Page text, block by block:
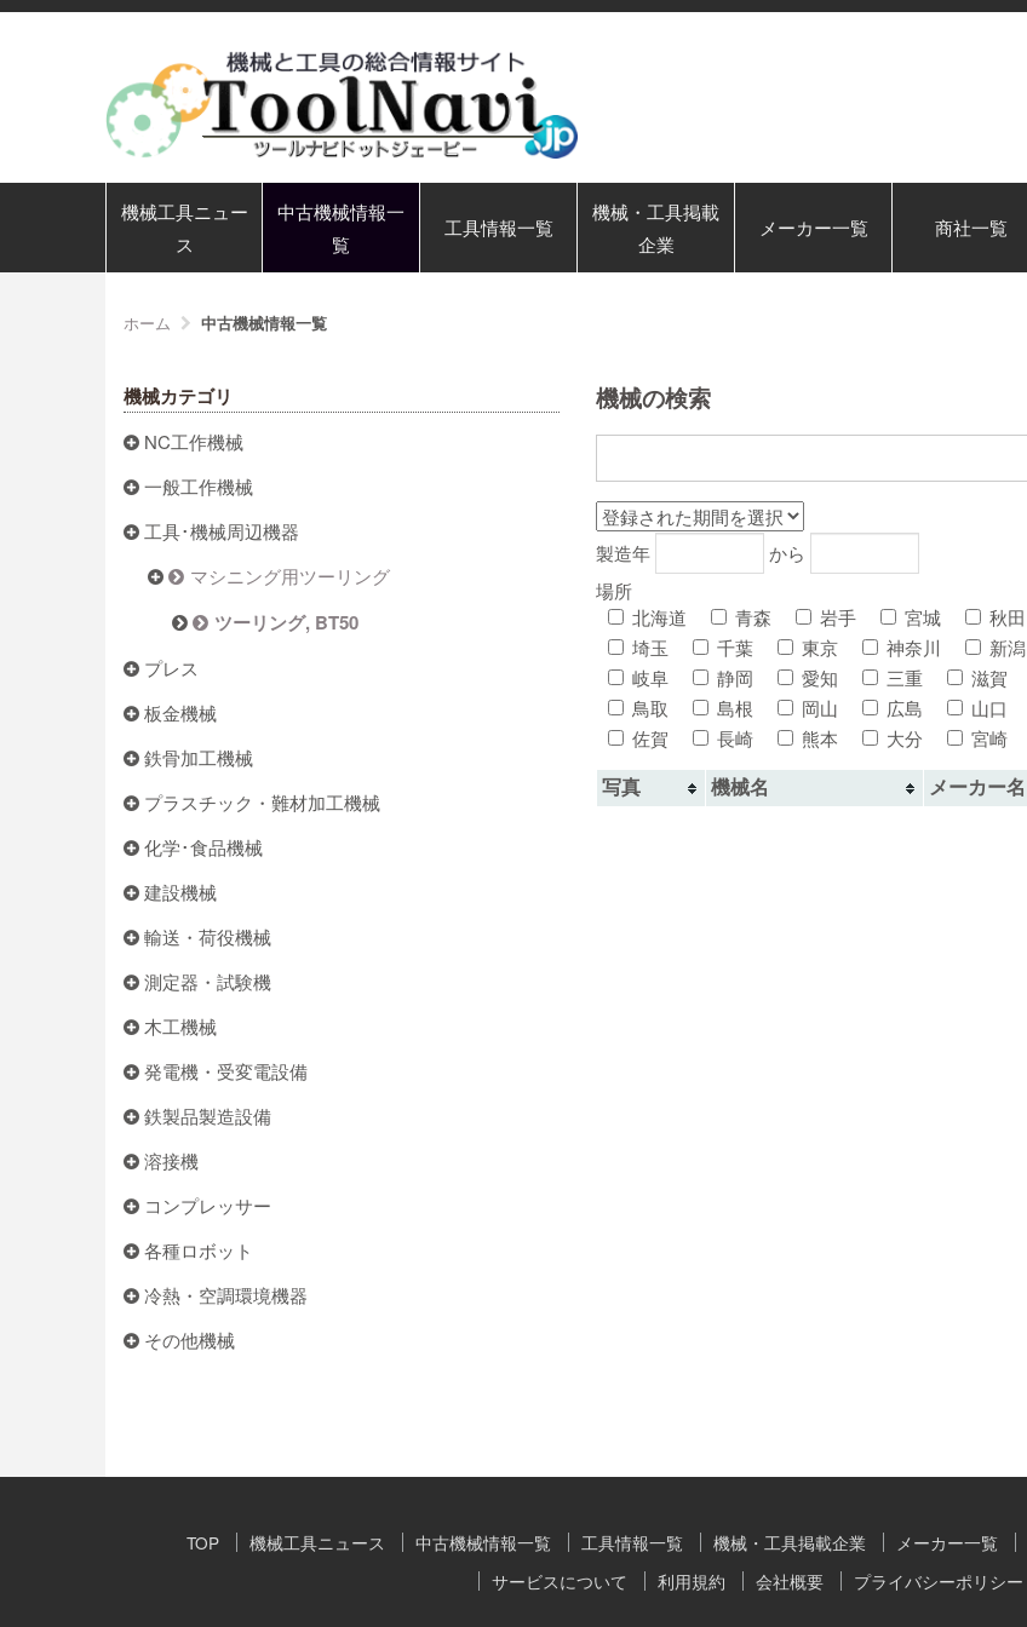
機械工具ニュー
ス
中古機械情報一
覧
工具情報一覧
機械・工具掲載
企業
メーカー一覧 商社一覧
ホーム 中古機械情報一覧
機械の検索
製造年
から
場所
北海道
青森 岩手 宮城 秋田
埼玉
千葉 東京 神奈川 新潟
岐阜
静岡 愛知 三重 滋賀
鳥取
島根 岡山 広島 山口
佐賀
長崎 熊本 大分 宮崎
写真 機械名 メーカー名
機械カテゴリ
NC工作機械
一般工作機械
工具･機械周辺機器
マシニング用ツーリング
ツーリング, BT50
プレス
板金機械
鉄骨加工機械
プラスチック・難材加工機械
化学･食品機械
建設機械
輸送・荷役機械
測定器・試験機
木工機械
発電機・受変電設備
鉄製品製造設備
溶接機
コンプレッサー
各種ロボット
冷熱・空調環境機器
その他機械
TOP 機械工具ニュース 中古機械情報一覧 工具情報一覧 機械・工具掲載企業 メーカー一覧
サービスについて
利用規約 会社概要 プライバシーポリシー